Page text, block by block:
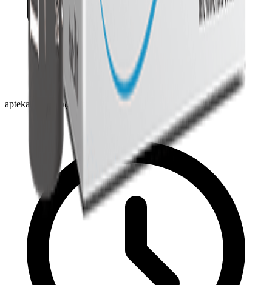
aptekahigijastip@gmail.com